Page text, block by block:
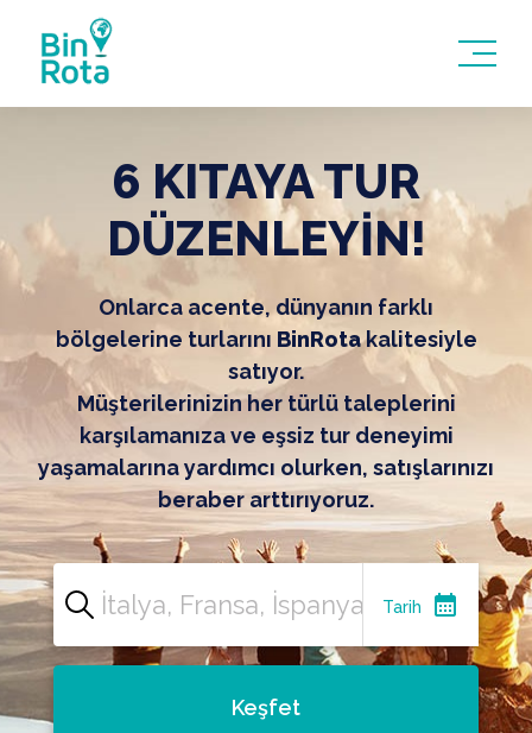
6 KITAYA TUR
DÜZENLEYİN!
Onlarca acente, dünyanın farklı
bölgelerine turlarını BinRotakalitesiyle
satıyor.
Müşterilerinizin her türlü taleplerini
karşılamanıza ve eşsiz tur deneyimi
yaşamalarına yardımcı olurken, satışlarınızı
beraber arttırıyoruz.
Tarih calendar_month
Keşfet